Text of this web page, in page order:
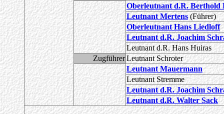
Oberleutnant d.R. Berthold
Leutnant Mertens(Führer)
Oberleutnant Hans Liedloff
Leutnant d.R. Joachim
Leutnant d.R. Hans Huiras
ZugführerLeutnant Schroter
Leutnant Mauermann
Leutnant Stremme
Leutnant d.R. Joachim
Leutnant d.R. Walter Sack